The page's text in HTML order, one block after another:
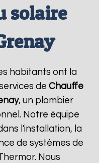
solaire
habitants ont la
de Chauffe
, un plombier
Notre équipe
l'installation, la
de systèmes de
Nous